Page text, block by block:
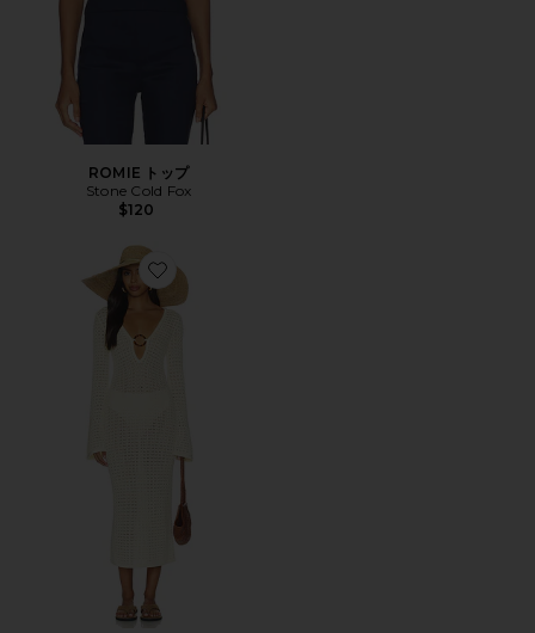
ROMIE トップ
Stone Cold Fox
$120
Favorite AVERI ドレス